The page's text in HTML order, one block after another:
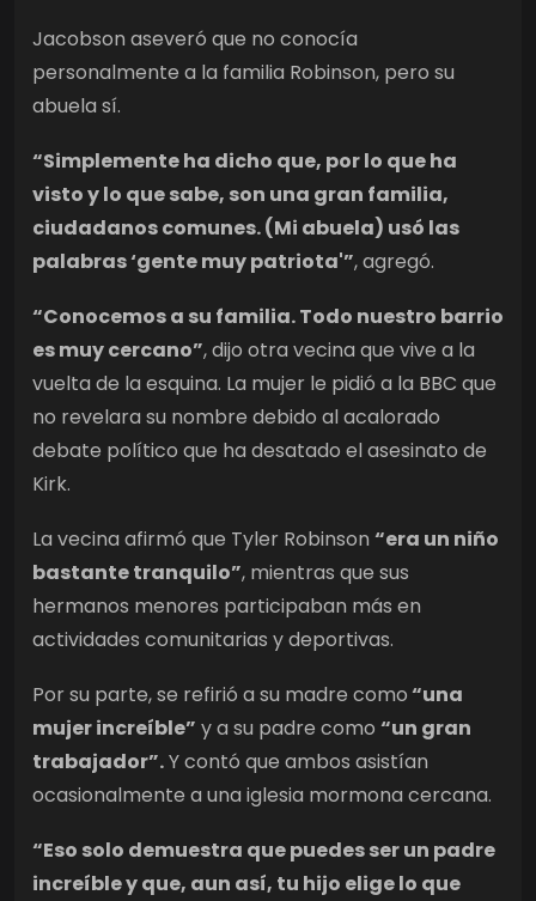
Jacobson aseveró que no conocía
personalmente a la familia Robinson, pero su
abuela sí.
“Simplemente ha dicho que, por lo que ha
visto y lo que sabe, son una gran familia,
ciudadanos comunes. (Mi abuela) usó las
palabras ‘gente muy patriota'”, agregó.
“Conocemos a su familia. Todo nuestro barrio
es muy cercano”, dijo otra vecina que vive a la
vuelta de la esquina. La mujer le pidió a la BBC que
no revelara su nombre debido al acalorado
debate político que ha desatado el asesinato de
Kirk.
La vecina afirmó que Tyler Robinson “era un niño
bastante tranquilo”, mientras que sus
hermanos menores participaban más en
actividades comunitarias y deportivas.
Por su parte, se refirió a su madre como“una
mujer increíble” y a su padre como “un gran
trabajador”.Y contó que ambos asistían
ocasionalmente a una iglesia mormona cercana.
“Eso solo demuestra que puedes ser un padre
increíble y que, aun así, tu hijo elige lo que